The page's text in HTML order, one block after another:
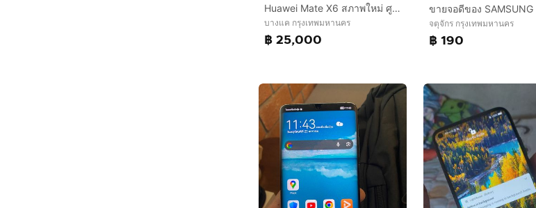
Huawei Mate X6 สภาพใหม่ ศูนย์ไทยประกันตุลา 2027
บางแค กรุงเทพมหานคร
฿ 25,000
จตุจักร กรุงเทพมหานคร
฿ 190